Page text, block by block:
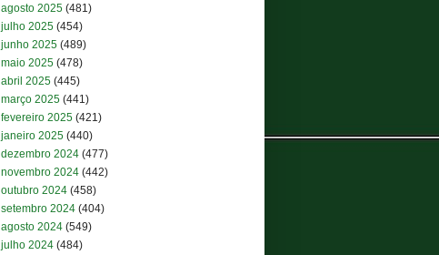
agosto 2025 (481)
julho 2025 (454)
junho 2025 (489)
maio 2025 (478)
abril 2025 (445)
março 2025 (441)
fevereiro 2025 (421)
janeiro 2025 (440)
dezembro 2024 (477)
novembro 2024 (442)
outubro 2024 (458)
setembro 2024 (404)
agosto 2024 (549)
julho 2024 (484)